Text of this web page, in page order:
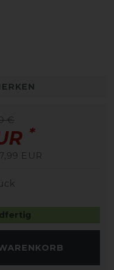
€
*
EUR